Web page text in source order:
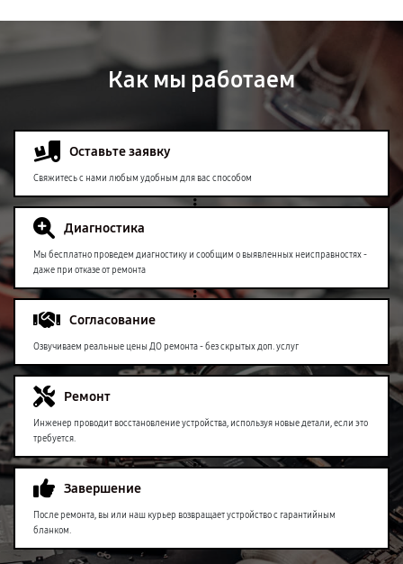
Как мы работаем
Оставьте заявку
Свяжитесь с нами любым удобным для вас способом
Диагностика
Мы бесплатно проведем диагностику и сообщим о выявленных неисправностях -
даже при отказе от ремонта
Согласование
Озвучиваем реальные цены ДО ремонта - без скрытых доп. услуг
Ремонт
Инженер проводит восстановление устройства, используя новые детали, если это
требуется.
Завершение
После ремонта, вы или наш курьер возвращает устройство с гарантийным
бланком.